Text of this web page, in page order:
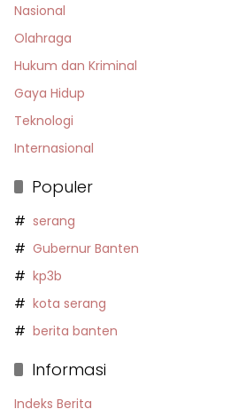
Nasional
Olahraga
Hukum dan Kriminal
Gaya Hidup
Teknologi
Internasional
Populer
serang
Gubernur Banten
kp3b
kota serang
berita banten
Informasi
Indeks Berita